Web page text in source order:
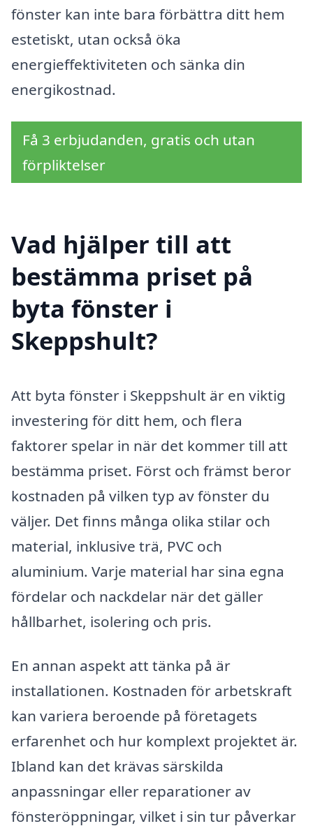
fönster kan inte bara förbättra ditt hem
estetiskt, utan också öka
energieffektiviteten och sänka din
energikostnad.
Få 3 erbjudanden, gratis och utan
förpliktelser
Vad hjälper till att
bestämma priset på
byta fönster i
Skeppshult?
Att byta fönster i Skeppshult är en viktig
investering för ditt hem, och flera
faktorer spelar in när det kommer till att
bestämma priset. Först och främst beror
kostnaden på vilken typ av fönster du
väljer. Det finns många olika stilar och
material, inklusive trä, PVC och
aluminium. Varje material har sina egna
fördelar och nackdelar när det gäller
hållbarhet, isolering och pris.
En annan aspekt att tänka på är
installationen. Kostnaden för arbetskraft
kan variera beroende på företagets
erfarenhet och hur komplext projektet är.
Ibland kan det krävas särskilda
anpassningar eller reparationer av
fönsteröppningar, vilket i sin tur påverkar